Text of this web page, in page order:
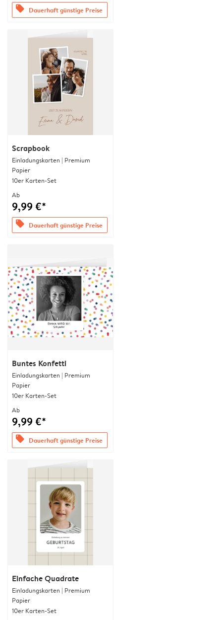
offers Dauerhaft günstige Preise
Scrapbook
Einladungskarten | Premium
Papier
10er Karten-Set
Ab
9,99 €*
offers Dauerhaft günstige Preise
Buntes Konfetti
Einladungskarten | Premium
Papier
10er Karten-Set
Ab
9,99 €*
offers Dauerhaft günstige Preise
Einfache Quadrate
Einladungskarten | Premium
Papier
10er Karten-Set